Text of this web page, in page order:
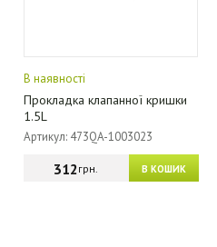
В наявності
Прокладка клапанної кришки
1.5L
Артикул: 473QA-1003023
В КОШИК
312грн.